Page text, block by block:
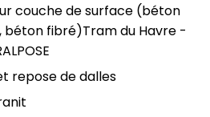
couche de surface (béton
béton fibré)Tram du Havre -
repose de dalles